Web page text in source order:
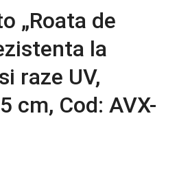
„Roata de
la
raze UV,
cm, Cod: AVX-